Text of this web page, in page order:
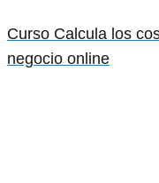
Curso Calcula los
negocio online